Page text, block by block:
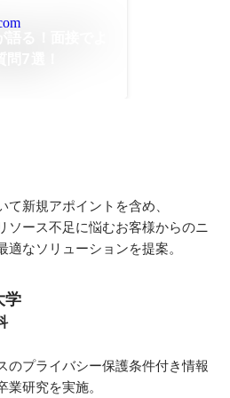
て新規アポイントを含め、
ソース不足に悩むお客様からのニ
適なソリューションを提案。
学
のプライバシー保護条件付き情報
業研究を実施。